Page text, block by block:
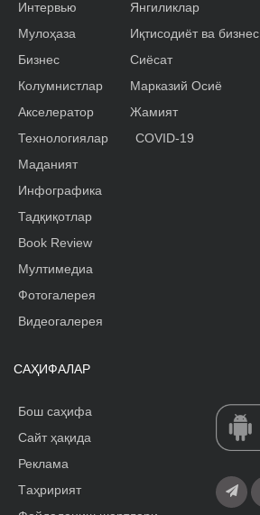
Интервью
Мулоҳаза
Бизнес
Колумнистлар
Акселератор
Янгиликлар
Иқтисодиёт ва бизнес
Сиёсат
Марказий Осиё
Жамият
Технологиялар
Маданият
Инфографика
Тадқиқотлар
Book Review
Мултимедиа
Фотогалерея
Видеогалерея
COVID-19
САҲИФАЛАР
Бош саҳифа
Сайт ҳақида
Реклама
Tаҳририят